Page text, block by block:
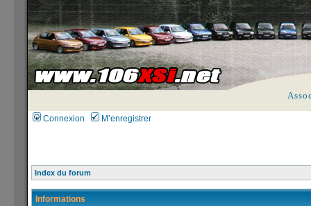
Connexion M’enregistrer
Index du forum
Informations